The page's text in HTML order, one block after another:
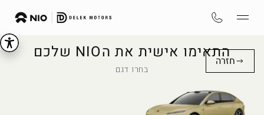
חזרה
התאימו אישית את הNIO שלכם
בחרו דגם